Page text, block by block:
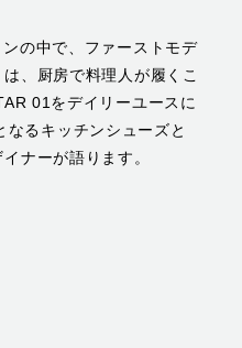
の中で、ファーストモデ
、厨房で料理人が履くこ
01をデイリーユースに
るキッチンシューズと
ナーが語ります。